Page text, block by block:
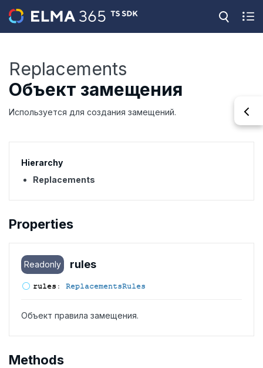
Replacements
Объект замещения
Используется для создания замещений.
Hierarchy
Replacements
Properties
Readonly rules
rules : ReplacementsRules
Объект правила замещения.
Methods